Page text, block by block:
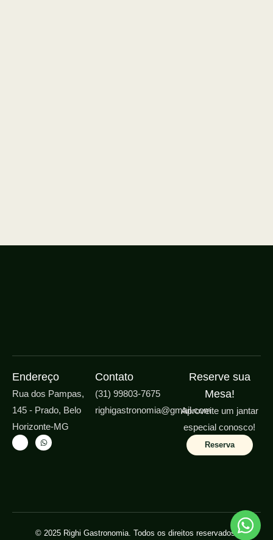
Endereço
Rua dos Pampas,
145 - Prado, Belo
Horizonte-MG
Contato
(31) 99803-7675
righigastronomia@gmail.com
Reserve sua
Mesa!
Aproveite um jantar
especial conosco!
Reserva
© 2025 Righi Gastronomia. Todos os direitos reservados.